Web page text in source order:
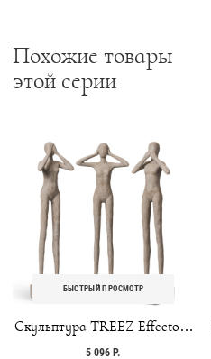
Похожие товары
этой серии
БЫСТРЫЙ ПРОСМОТР
Скульптура TREEZ Effectory
- Philosopher's Stone - Триптих
5 096 Р.